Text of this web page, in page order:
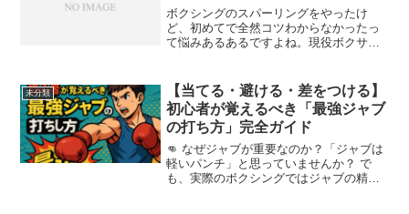
ボクシングのスパーリングをやったけ
ど、初めてで全然コツわからなかったっ
て悩みあるあるですよね。現役ボクサー
リングのコツまず、初めにボクシングを
経験していた、私自身のスパ...
未分類
【当てる・避ける・差をつける】
初心者が覚えるべき「最強ジャブ
の打ち方」完全ガイド
👊 なぜジャブが重要なのか？「ジャブは
軽いパンチ」と思っていませんか？ で
も、実際のボクシングではジャブの精度